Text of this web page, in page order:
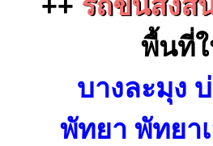
พื้นที่ใ
บางละมุง
พัทยา พัทยา